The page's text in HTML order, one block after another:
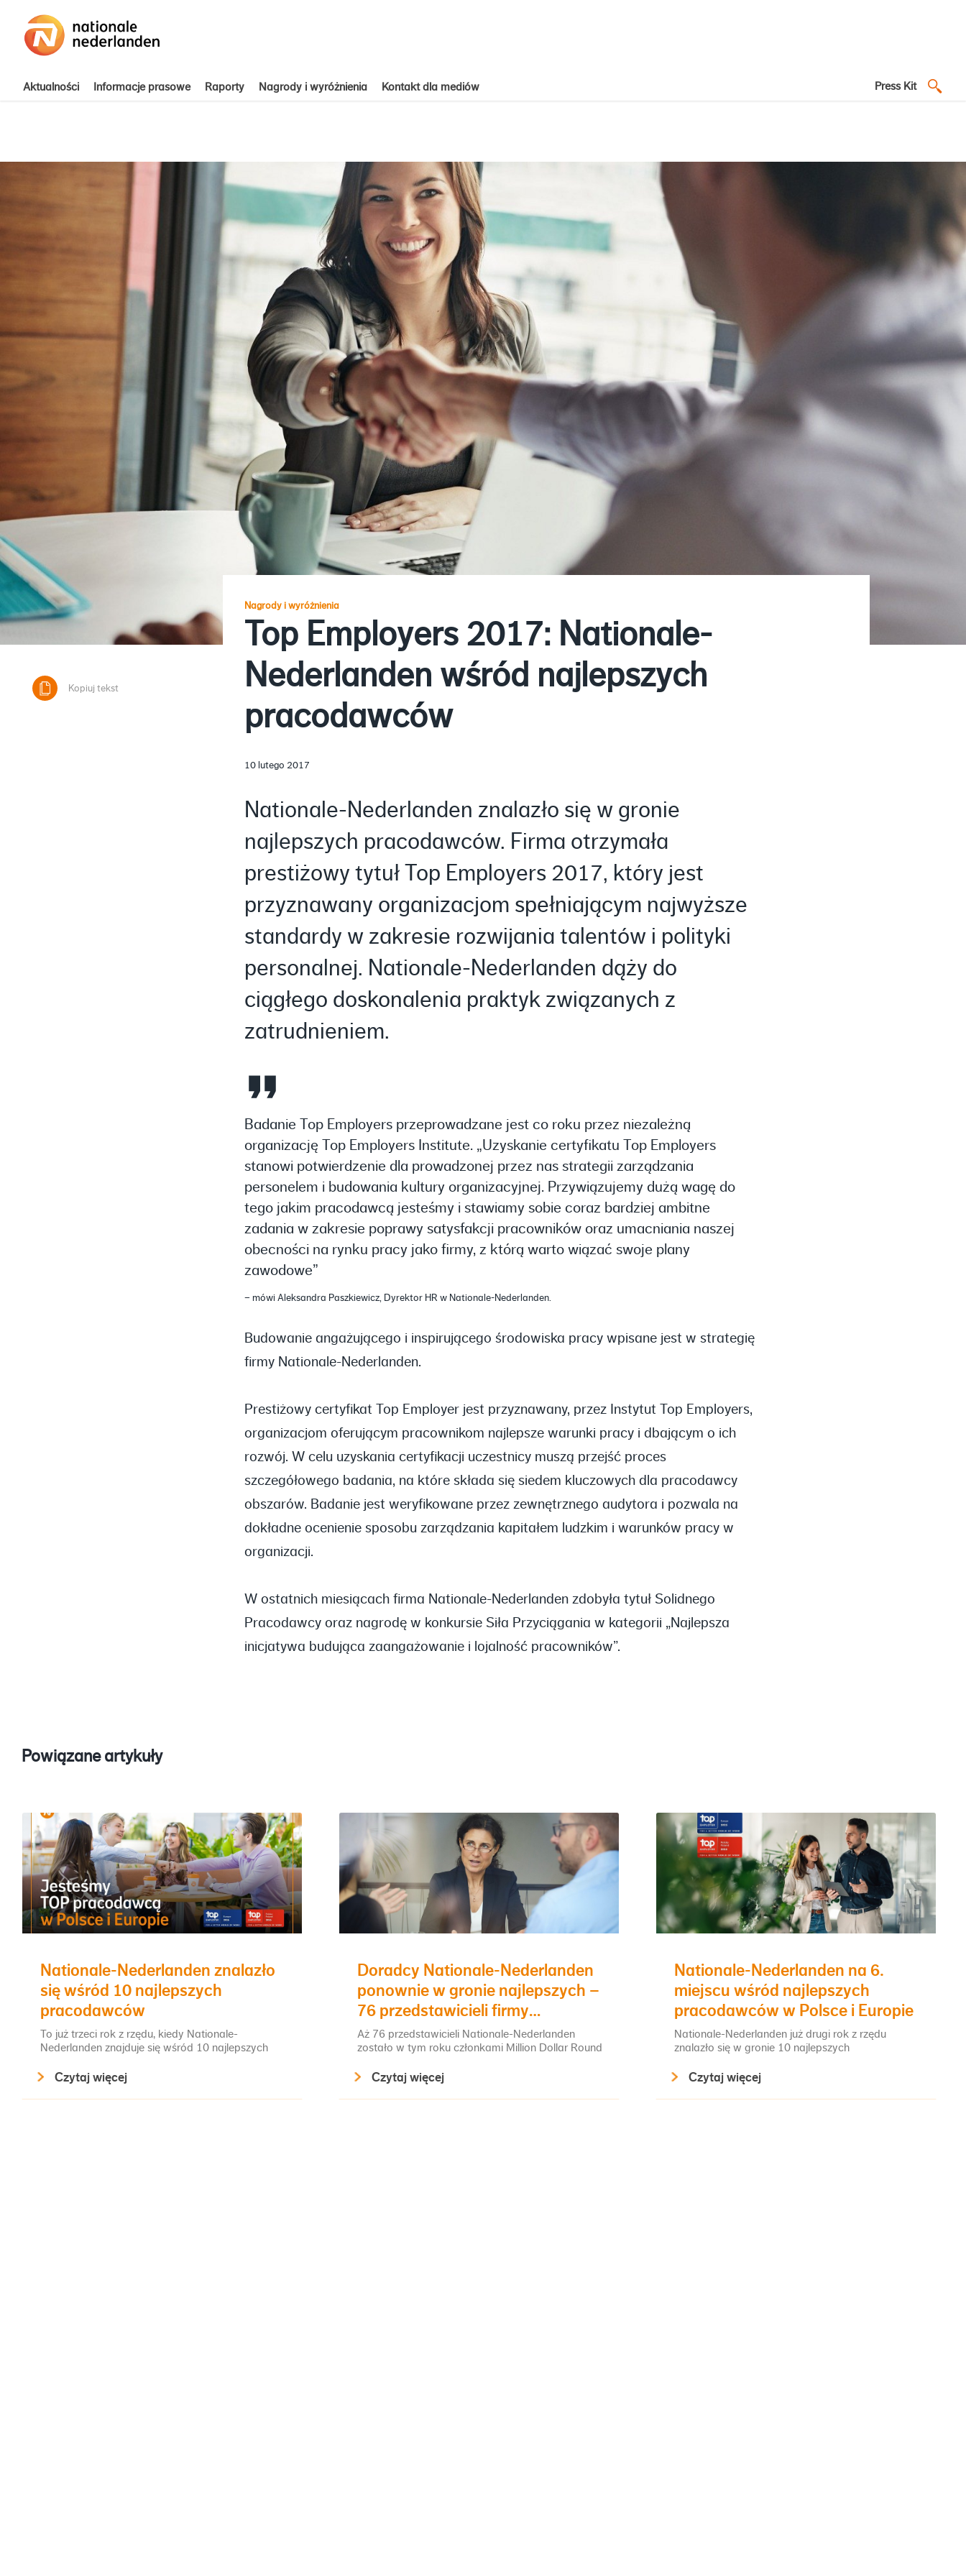
Aktualności Informacje prasowe Raporty Nagrody i wyróżnienia Kontakt dla mediów Press Kit
Kopiuj tekst
Nagrody i wyróżnienia
Top Employers 2017: Nationale-
Nederlanden wśród najlepszych
pracodawców
10 lutego 2017
Nationale-Nederlanden znalazło się w gronie
najlepszych pracodawców. Firma otrzymała
prestiżowy tytuł Top Employers 2017, który jest
przyznawany organizacjom spełniającym najwyższe
standardy w zakresie rozwijania talentów i polityki
personalnej. Nationale-Nederlanden dąży do
ciągłego doskonalenia praktyk związanych z
zatrudnieniem.
Badanie Top Employers przeprowadzane jest co roku przez niezależną
organizację Top Employers Institute. „Uzyskanie certyfikatu Top Employers
stanowi potwierdzenie dla prowadzonej przez nas strategii zarządzania
personelem i budowania kultury organizacyjnej. Przywiązujemy dużą wagę do
tego jakim pracodawcą jesteśmy i stawiamy sobie coraz bardziej ambitne
zadania w zakresie poprawy satysfakcji pracowników oraz umacniania naszej
obecności na rynku pracy jako firmy, z którą warto wiązać swoje plany
zawodowe”
– mówi Aleksandra Paszkiewicz, Dyrektor HR w Nationale-Nederlanden.
Budowanie angażującego i inspirującego środowiska pracy wpisane jest w strategię
firmy Nationale-Nederlanden.
Prestiżowy certyfikat Top Employer jest przyznawany, przez Instytut Top Employers,
organizacjom oferującym pracownikom najlepsze warunki pracy i dbającym o ich
rozwój. W celu uzyskania certyfikacji uczestnicy muszą przejść proces
szczegółowego badania, na które składa się siedem kluczowych dla pracodawcy
obszarów. Badanie jest weryfikowane przez zewnętrznego audytora i pozwala na
dokładne ocenienie sposobu zarządzania kapitałem ludzkim i warunków pracy w
organizacji.
W ostatnich miesiącach firma Nationale-Nederlanden zdobyła tytuł Solidnego
Pracodawcy oraz nagrodę w konkursie Siła Przyciągania w kategorii „Najlepsza
inicjatywa budująca zaangażowanie i lojalność pracowników”.
Powiązane artykuły
Nationale-Nederlanden znalazło
się wśród 10 najlepszych
pracodawców
To już trzeci rok z rzędu, kiedy Nationale-
Nederlanden znajduje się wśród 10 najlepszych
drugi z rzędu firma zajęła 6. miejsce w tym
Czytaj więcej
Doradcy Nationale-Nederlanden
ponownie w gronie najlepszych –
76 przedstawicieli firmy
członkami Million Dollar Round
Table
Aż 76 przedstawicieli Nationale-Nederlanden
zostało w tym roku członkami Million Dollar Round
międzynarodowego stowarzyszenia zrzeszającego
na życie. To o jedno wyróżnienie więcej niż w roku
Czytaj więcej
Nationale-Nederlanden na 6.
miejscu wśród najlepszych
pracodawców w Polsce i Europie
Nationale-Nederlanden już drugi rok z rzędu
znalazło się w gronie 10 najlepszych
roku wysokie 6. miejsce w prestiżowym rankingu
96,13% w międzynarodowym audycie
Czytaj więcej